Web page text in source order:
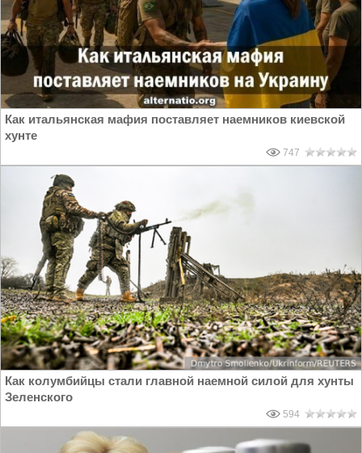
Как итальянская мафия поставляет наемников киевской
хунте
747
Как колумбийцы стали главной наемной силой для хунты
Зеленского
594